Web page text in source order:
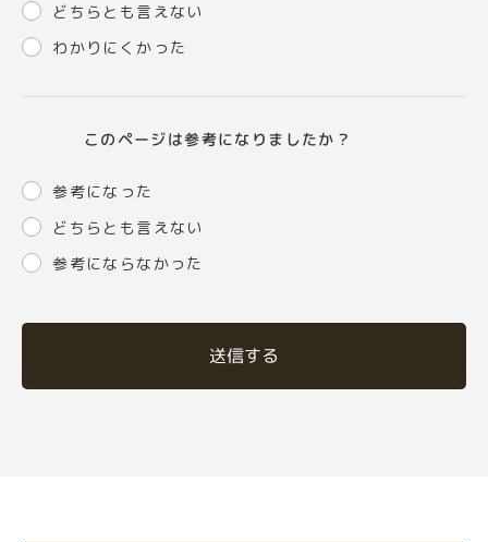
どちらとも言えない
わかりにくかった
このページは参考になりましたか？
参考になった
どちらとも言えない
参考にならなかった
送信する